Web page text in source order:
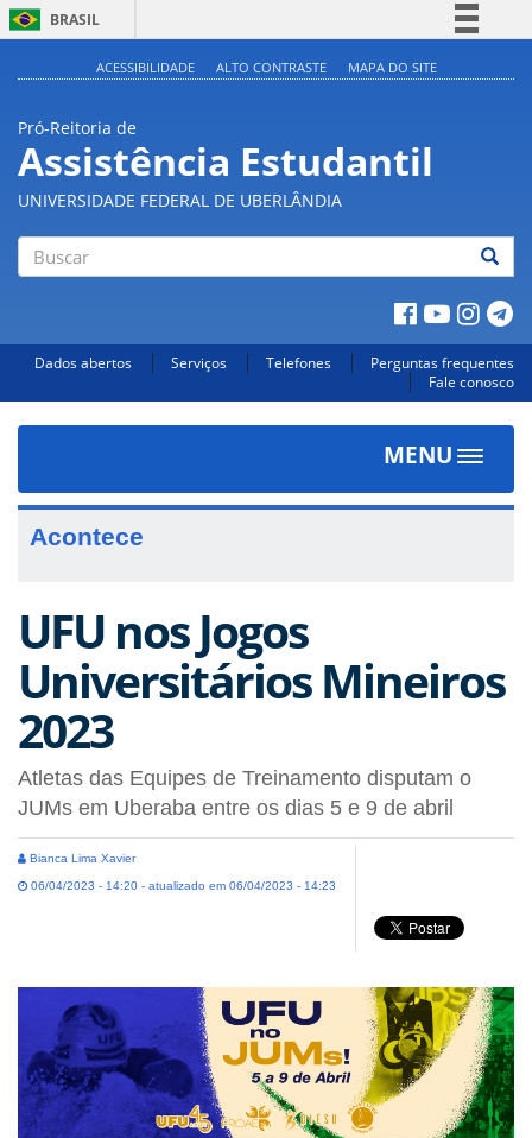
BRASIL
Acesso à informação
Legislação
Canais
ACESSIBILIDADE ALTO CONTRASTE MAPA DO SITE
Pró-Reitoria de
Assistência Estudantil
UNIVERSIDADE FEDERAL DE UBERLÂNDIA
Dados abertos Serviços Telefones
Perguntas frequentes
Fale conosco
MENU
Toggle
Acontece
UFU nos Jogos
Universitários Mineiros
2023
Atletas das Equipes de Treinamento disputam o
JUMs em Uberaba entre os dias 5 e 9 de abril
Bianca Lima Xavier
06/04/2023 - 14:20 - atualizado em 06/04/2023 - 14:23